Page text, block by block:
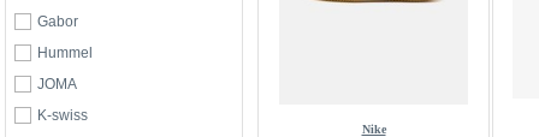
Gabor
Hummel
JOMA
K-swiss
Nike